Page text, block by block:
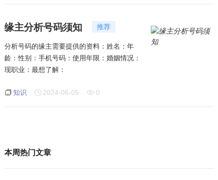
缘主分析号码须知 推荐
分析号码的缘主需要提供的资料：姓名：年
龄：性别：手机号码：使用年限：婚姻情况：
现职业：最想了解：
知识 2024-06-05 0
本周热门文章